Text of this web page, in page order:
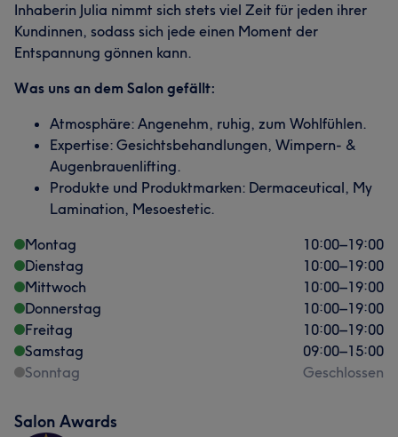
Inhaberin Julia nimmt sich stets viel Zeit für jeden ihrer
Kundinnen, sodass sich jede einen Moment der
Entspannung gönnen kann.
Was uns an dem Salon gefällt:
Atmosphäre: Angenehm, ruhig, zum Wohlfühlen.
Expertise: Gesichtsbehandlungen, Wimpern- &
Augenbrauenlifting.
Produkte und Produktmarken: Dermaceutical, My
Lamination, Mesoestetic.
Montag
10:00–19:00
Dienstag
10:00–19:00
Mittwoch
10:00–19:00
Donnerstag
10:00–19:00
Freitag
10:00–19:00
Samstag
09:00–15:00
Sonntag
Geschlossen
Salon Awards